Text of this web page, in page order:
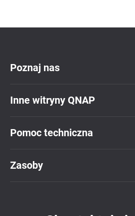
Poznaj nas
Inne witryny QNAP
Pomoc techniczna
Zasoby